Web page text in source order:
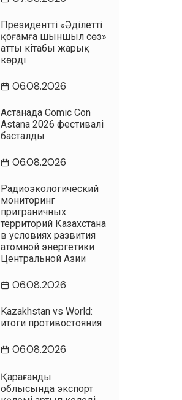
Президенттің «Әділетті
қоғамға шыншыл сөз»
атты кітабы жарық
көрді
06.08.2026
Астанада Comic Con
Astana 2026 фестивалі
басталды
06.08.2026
Радиоэкологический
мониторинг
приграничных
территорий Казахстана
в условиях развития
атомной энергетики
Центральной Азии
06.08.2026
Kazakhstan vs World:
итоги противостояния
06.08.2026
Қарағанды
облысында экспорт